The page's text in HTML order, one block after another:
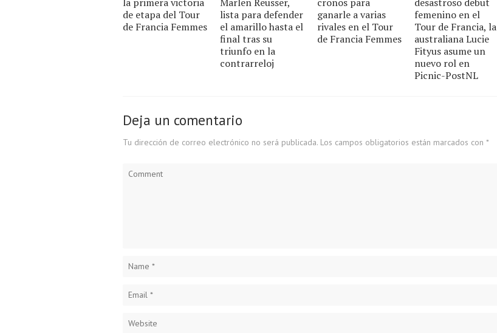
de etapa del Tour
de Francia Femmes
lista para defender
el amarillo hasta el
final tras su
triunfo en la
contrarreloj
ganarle a varias
rivales en el Tour
de Francia Femmes
femenino en el
Tour de Francia, la
australiana Lucie
Fityus asume un
nuevo rol en
Picnic-PostNL
Deja un comentario
Tu dirección de correo electrónico no será publicada. Los campos obligatorios están marcados con *